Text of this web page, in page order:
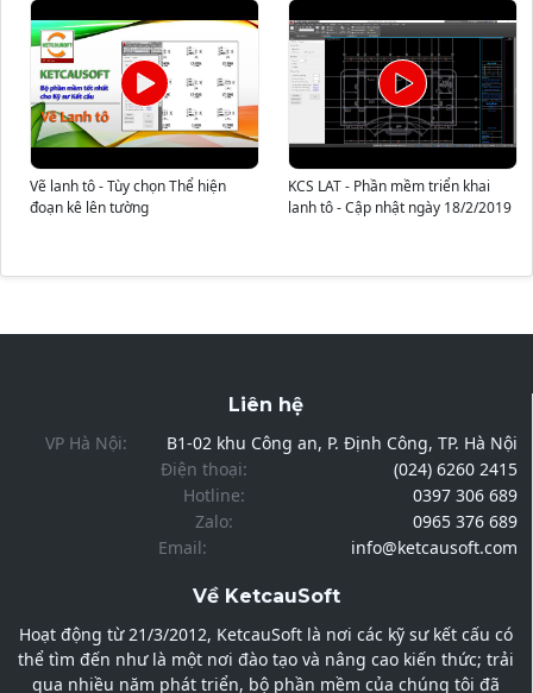
Vẽ lanh tô - Tùy chọn Thể hiện
đoạn kê lên tường
KCS LAT - Phần mềm triển khai
lanh tô - Cập nhật ngày 18/2/2019
Liên hệ
VP Hà Nội:
B1-02 khu Công an, P. Định Công, TP. Hà Nội
Điện thoại:
(024) 6260 2415
Hotline:
0397 306 689
Zalo:
0965 376 689
Email:
info@ketcausoft.com
Về KetcauSoft
Hoạt động từ 21/3/2012, KetcauSoft là nơi các kỹ sư kết cấu có
thể tìm đến như là một nơi đào tạo và nâng cao kiến thức; trải
qua nhiều năm phát triển, bộ phần mềm của chúng tôi đã